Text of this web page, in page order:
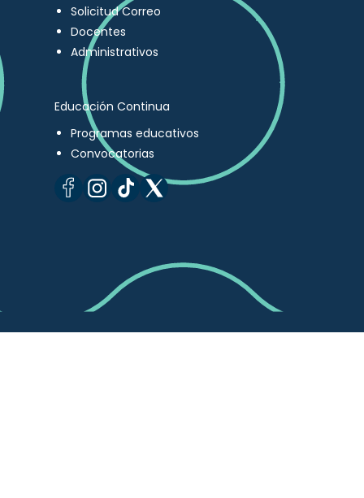
Solicitud Correo
Docentes
Administrativos
Educación Continua
Programas educativos
Convocatorias